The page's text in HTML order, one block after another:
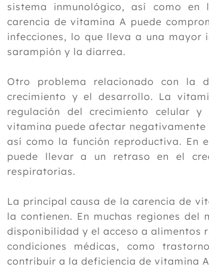
sistema inmunológico, así como
carencia de vitamina A puede
infecciones, lo que lleva a una mayor
sarampión y la diarrea.
Otro problema relacionado con la
crecimiento y el desarrollo. La
regulación del crecimiento celular
vitamina puede afectar
así como la función reproductiva. En
puede llevar a un retraso en el
respiratorias.
La principal causa de la carencia de
la contienen. En muchas regiones del
disponibilidad y el acceso a alimentos
condiciones médicas, como
contribuir a la deficiencia de vitamina